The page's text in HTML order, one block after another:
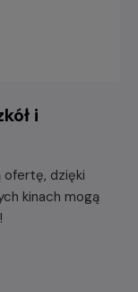
i
ofertę, dzięki
kinach mogą